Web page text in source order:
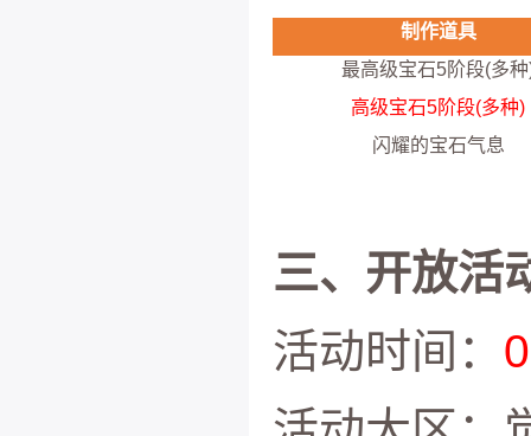
制作道具
最高级宝石5阶段(多
高级宝石5阶段(多种)
闪耀的宝石气息
三、开放活
活动时间：